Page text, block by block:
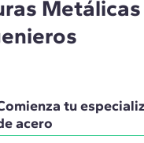
tu
acero